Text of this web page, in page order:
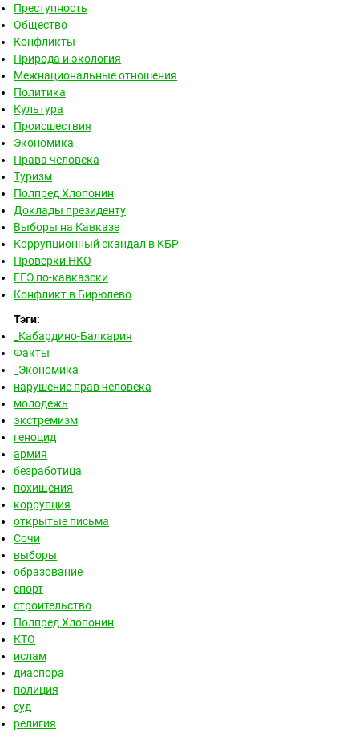
Преступность
Общество
Конфликты
Природа и экология
Межнациональные отношения
Политика
Культура
Происшествия
Экономика
Права человека
Туризм
Полпред Хлопонин
Доклады президенту
Выборы на Кавказе
Коррупционный скандал в КБР
Проверки НКО
ЕГЭ по-кавказски
Конфликт в Бирюлево
Тэги:
_Кабардино-Балкария
Факты
_Экономика
нарушение прав человека
молодежь
экстремизм
геноцид
армия
безработица
похищения
коррупция
открытые письма
Сочи
выборы
образование
спорт
строительство
Полпред Хлопонин
КТО
ислам
диаспора
полиция
суд
религия